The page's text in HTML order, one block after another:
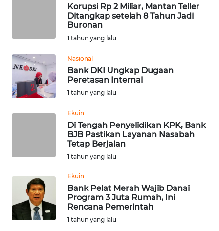
Korupsi Rp 2 Miliar, Mantan Teller
Ditangkap setelah 8 Tahun Jadi
Buronan
1 tahun yang lalu
Nasional
Bank DKI Ungkap Dugaan
Peretasan Internal
1 tahun yang lalu
Ekuin
Di Tengah Penyelidikan KPK, Bank
BJB Pastikan Layanan Nasabah
Tetap Berjalan
1 tahun yang lalu
Ekuin
Bank Pelat Merah Wajib Danai
Program 3 Juta Rumah, Ini
Rencana Pemerintah
1 tahun yang lalu
SUMUT
WN
JAKARTA
WN
NTT